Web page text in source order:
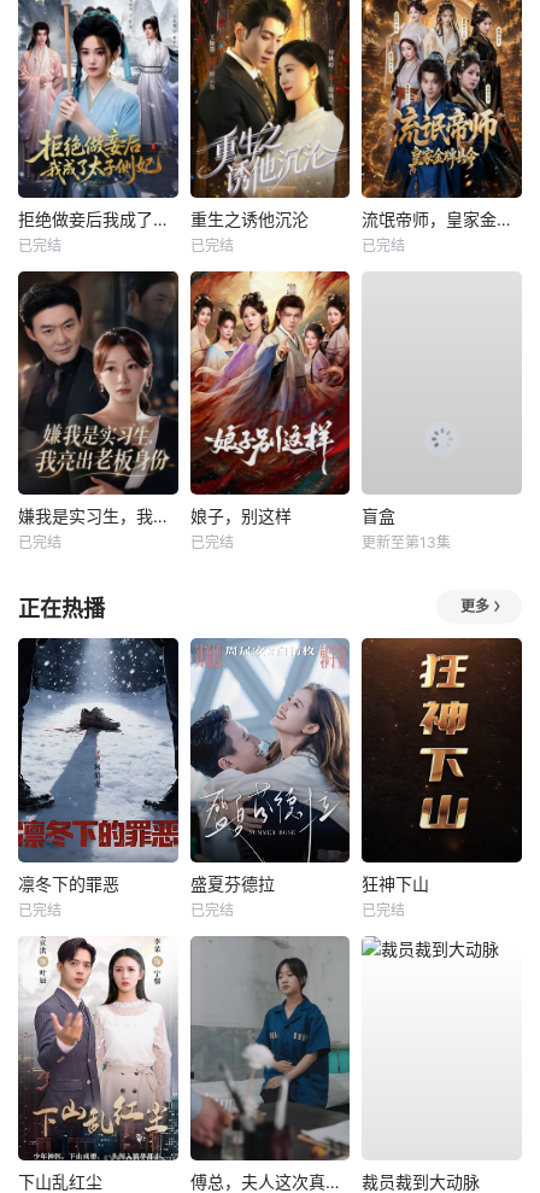
拒绝做妾后我成了太子侧妃
已完结
重生之诱他沉沦
已完结
流氓帝师，皇家金牌县令
已完结
嫌我是实习生，我亮出老板身份
已完结
娘子，别这样
已完结
盲盒
更新至第13集
正在热播 更多
凛冬下的罪恶
已完结
盛夏芬德拉
已完结
狂神下山
已完结
下山乱红尘 傅总，夫人这次真的死了 裁员裁到大动脉